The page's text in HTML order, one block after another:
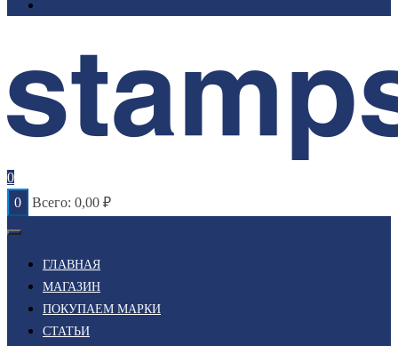
0
0
Всего: 0,00 ₽
ГЛАВНАЯ
МАГАЗИН
ПОКУПАЕМ МАРКИ
СТАТЬИ